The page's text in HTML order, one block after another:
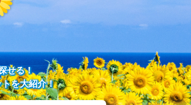
せる！
を大紹介！